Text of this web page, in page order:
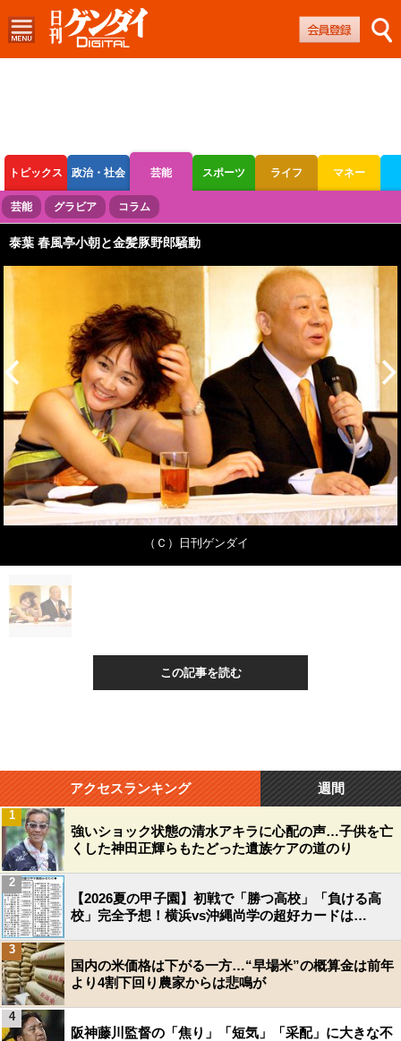
トピックス 政治・社会 芸能 スポーツ ライフ マネー
ボートレース 競輪 オートレース
芸能 グラビア コラム
泰葉 春風亭小朝と金髪豚野郎騒動
（Ｃ）日刊ゲンダイ
この記事を読む
アクセスランキング 週間
強いショック状態の清水アキラに心配の声…子供を亡
くした神田正輝らもたどった遺族ケアの道のり
1
【2026夏の甲子園】初戦で「勝つ高校」「負ける高
校」完全予想！横浜vs沖縄尚学の超好カードは…
2
国内の米価格は下がる一方…“早場米”の概算金は前年
より4割下回り農家からは悲鳴が
3
阪神藤川監督の「焦り」「短気」「采配」に大きな不
4